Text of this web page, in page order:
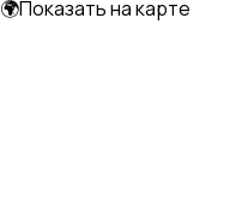
🌍Показать на карте